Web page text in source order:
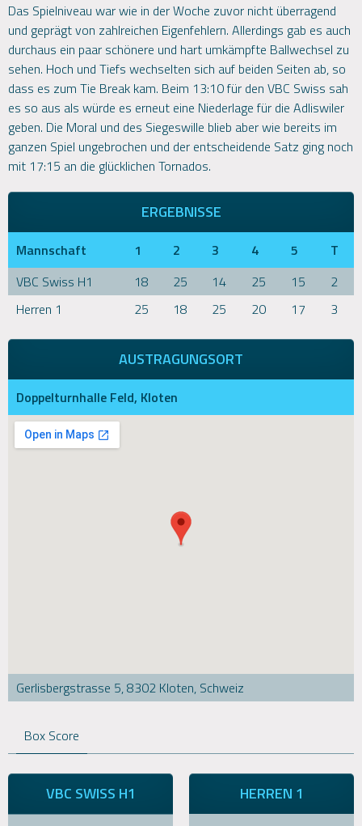
Das Spielniveau war wie in der Woche zuvor nicht überragend
und geprägt von zahlreichen Eigenfehlern. Allerdings gab es auch
durchaus ein paar schönere und hart umkämpfte Ballwechsel zu
sehen. Hoch und Tiefs wechselten sich auf beiden Seiten ab, so
dass es zum Tie Break kam. Beim 13:10 für den VBC Swiss sah
es so aus als würde es erneut eine Niederlage für die Adliswiler
geben. Die Moral und des Siegeswille blieb aber wie bereits im
ganzen Spiel ungebrochen und der entscheidende Satz ging noch
mit 17:15 an die glücklichen Tornados.
ERGEBNISSE
Mannschaft 1 2 3 4 5
T
VBC Swiss H1
18 25 14 25 15
2
Herren 1
25 18 25 20 17 3
AUSTRAGUNGSORT
Doppelturnhalle Feld, Kloten
Gerlisbergstrasse 5, 8302 Kloten, Schweiz
Box Score
VBC SWISS H1 HERREN 1